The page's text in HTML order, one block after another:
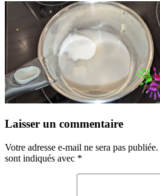
Laisser un commentaire
Votre adresse e-mail ne sera pas publiée.
sont indiqués avec *